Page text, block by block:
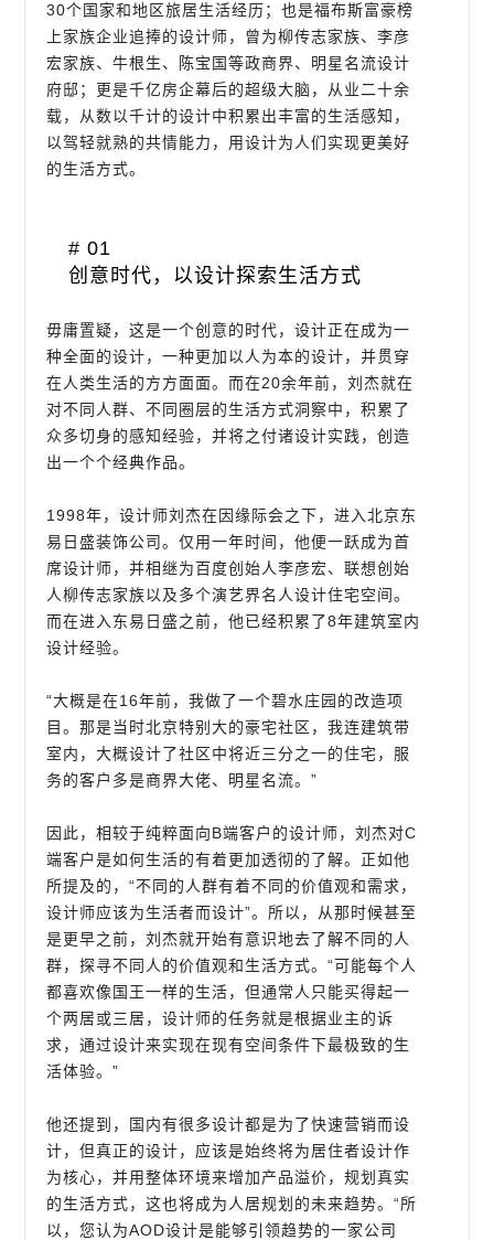
30个国家和地区旅居生活经历；也是福布斯富豪榜
上家族企业追捧的设计师，曾为柳传志家族、李彦
宏家族、牛根生、陈宝国等政商界、明星名流设计
府邸；更是千亿房企幕后的超级大脑，从业二十余
载，从数以千计的设计中积累出丰富的生活感知，
以驾轻就熟的共情能力，用设计为人们实现更美好
的生活方式。
# 01
创意时代，以设计探索生活方式
毋庸置疑，这是一个创意的时代，设计正在成为一
种全面的设计，一种更加以人为本的设计，并贯穿
在人类生活的方方面面。而在20余年前，刘杰就在
对不同人群、不同圈层的生活方式洞察中，积累了
众多切身的感知经验，并将之付诸设计实践，创造
出一个个经典作品。
1998年，设计师刘杰在因缘际会之下，进入北京东
易日盛装饰公司。仅用一年时间，他便一跃成为首
席设计师，并相继为百度创始人李彦宏、联想创始
人柳传志家族以及多个演艺界名人设计住宅空间。
而在进入东易日盛之前，他已经积累了8年建筑室内
设计经验。
“大概是在16年前，我做了一个碧水庄园的改造项
目。那是当时北京特别大的豪宅社区，我连建筑带
室内，大概设计了社区中将近三分之一的住宅，服
务的客户多是商界大佬、明星名流。”
因此，相较于纯粹面向B端客户的设计师，刘杰对C
端客户是如何生活的有着更加透彻的了解。正如他
所提及的，“不同的人群有着不同的价值观和需求，
设计师应该为生活者而设计”。所以，从那时候甚至
是更早之前，刘杰就开始有意识地去了解不同的人
群，探寻不同人的价值观和生活方式。“可能每个人
都喜欢像国王一样的生活，但通常人只能买得起一
个两居或三居，设计师的任务就是根据业主的诉
求，通过设计来实现在现有空间条件下最极致的生
活体验。”
他还提到，国内有很多设计都是为了快速营销而设
计，但真正的设计，应该是始终将为居住者设计作
为核心，并用整体环境来增加产品溢价，规划真实
的生活方式，这也将成为人居规划的未来趋势。“所
以，您认为AOD设计是能够引领趋势的一家公司